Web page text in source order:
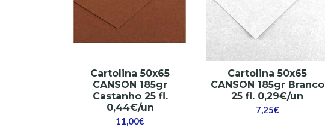
Cartolina 50x65
CANSON 185gr
Castanho 25 fl.
0,44€/un
11,00€
Cartolina 50x65
CANSON 185gr Branco
25 fl. 0,29€/un
7,25€